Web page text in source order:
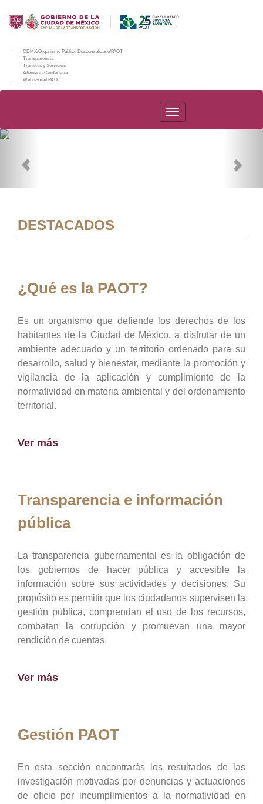
CDMX/Organismo Público Descentralizado/PAOT
Transparencia
Trámites y Servicios
Atención Ciudadana
Web e-mail PAOT
PAOT
DESTACADOS
¿Qué es la PAOT?
Es un organismo que defiende los derechos de los
habitantes de la Ciudad de México, a disfrutar de un
ambiente adecuado y un territorio ordenado para su
desarrollo, salud y bienestar, mediante la promoción y
vigilancia de la aplicación y cumplimiento de la
normatividad en materia ambiental y del ordenamiento
territorial.
Ver más
Transparencia e información
pública
La transparencia gubernamental es la obligación de
los gobiernos de hacer pública y accesible la
información sobre sus actividades y decisiones. Su
propósito es permitir que los ciudadanos supervisen la
gestión pública, comprendan el uso de los recursos,
combatan la corrupción y promuevan una mayor
rendición de cuentas.
Ver más
Gestión PAOT
En esta sección encontrarás los resultados de las
investigación motivadas por denuncias y actuaciones
de oficio por incumplimientos a la normatividad en